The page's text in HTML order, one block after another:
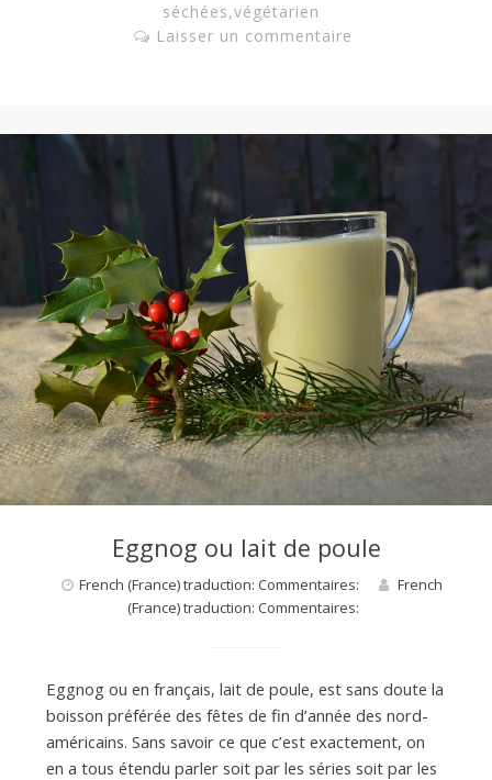
séchées,végétarien
Laisser un commentaire
Eggnog ou lait de poule
French (France) traduction: Commentaires:
French
(France) traduction: Commentaires:
Eggnog ou en français, lait de poule, est sans doute la
boisson préférée des fêtes de fin d’année des nord-
américains. Sans savoir ce que c’est exactement, on
en a tous étendu parler soit par les séries soit par les